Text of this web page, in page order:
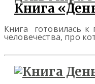
Книга
Книга готовилась к
человечества, про